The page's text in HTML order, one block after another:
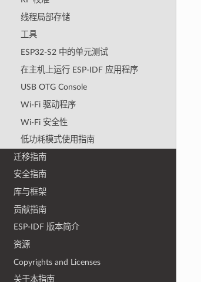
线程局部存储
工具
ESP32-S2 中的单元测试
在主机上运行 ESP-IDF 应用程序
USB OTG Console
Wi-Fi 驱动程序
Wi-Fi 安全性
低功耗模式使用指南
迁移指南
安全指南
库与框架
贡献指南
ESP-IDF 版本简介
资源
Copyrights and Licenses
关于本指南